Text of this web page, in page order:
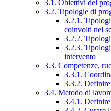
3.1. Obiettivi del
3.2. Tipologie di
3.2.1.
coinvolti nel
3.2.2.
3.2.3.
intervento
3.3. Competenze,
3.3.1.
3.3.2.
3.4. Metodo di
3.4.1.